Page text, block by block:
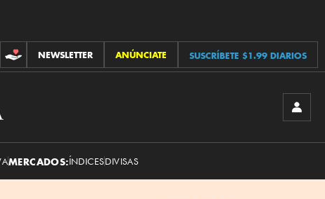
CONTRIBUCIONES
NEWSLETTER ANÚNCIATE SUSCRÍBETE $1.99 DIARIOS
MERCADOS:ÍNDICESDIVISAS